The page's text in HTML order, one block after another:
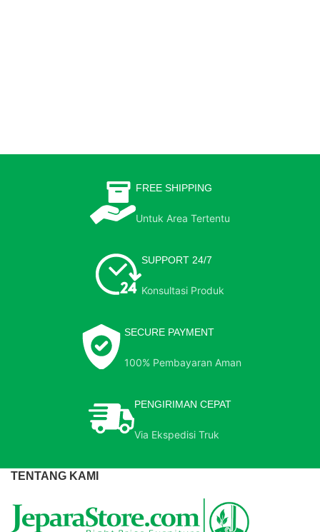
FREE SHIPPING
Untuk Area Tertentu
SUPPORT 24/7
Konsultasi Produk
SECURE PAYMENT
100% Pembayaran Aman
PENGIRIMAN CEPAT
Via Ekspedisi Truk
TENTANG KAMI